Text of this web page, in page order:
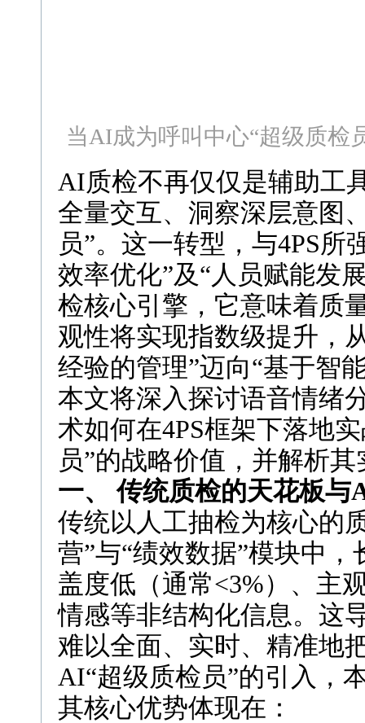
当AI成为呼叫中心“超级质检
AI质检不再仅仅是辅助工
全量交互、洞察深层意图
员”。这一转型，与4PS所
效率优化”及“人员赋能发
检核心引擎，它意味着质
观性将实现指数级提升，
经验的管理”迈向“基于智
本文将深入探讨语音情绪
术如何在4PS框架下落地
员”的战略价值，并解析
一、 传统质检的天花板与
传统以人工抽检为核心的
营”与“绩效数据”模块中
盖度低（通常<3%）、主
情感等非结构化信息。这
难以全面、实时、精准地
AI“超级质检员”的引入，
其核心优势体现在：